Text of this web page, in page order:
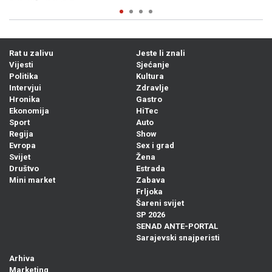
Rat u zalivu
Vijesti
Politika
Intervjui
Hronika
Ekonomija
Sport
Regija
Evropa
Svijet
Društvo
Mini market
Jeste li znali
Sjećanje
Kultura
Zdravlje
Gastro
HiTec
Auto
Show
Sex i grad
Žena
Estrada
Zabava
Frljoka
Šareni svijet
SP 2026
SENAD ANTE-PORTAL
Sarajevski snajperisti
Arhiva
Marketing